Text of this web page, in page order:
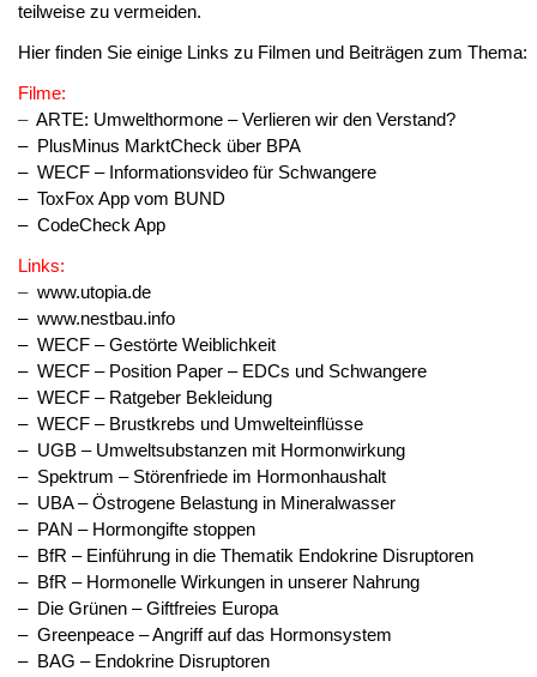
teilweise zu vermeiden.
Hier finden Sie einige Links zu Filmen und Beiträgen zum Thema:
Filme:
– ARTE: Umwelthormone – Verlieren wir den Verstand?
– PlusMinus MarktCheck über BPA
– WECF – Informationsvideo für Schwangere
– ToxFox App vom BUND
– CodeCheck App
Links:
– www.utopia.de
– www.nestbau.info
– WECF – Gestörte Weiblichkeit
– WECF – Position Paper – EDCs und Schwangere
– WECF – Ratgeber Bekleidung
– WECF – Brustkrebs und Umwelteinflüsse
– UGB – Umweltsubstanzen mit Hormonwirkung
– Spektrum – Störenfriede im Hormonhaushalt
– UBA – Östrogene Belastung in Mineralwasser
– PAN – Hormongifte stoppen
– BfR – Einführung in die Thematik Endokrine Disruptoren
– BfR – Hormonelle Wirkungen in unserer Nahrung
– Die Grünen – Giftfreies Europa
– Greenpeace – Angriff auf das Hormonsystem
– BAG – Endokrine Disruptoren